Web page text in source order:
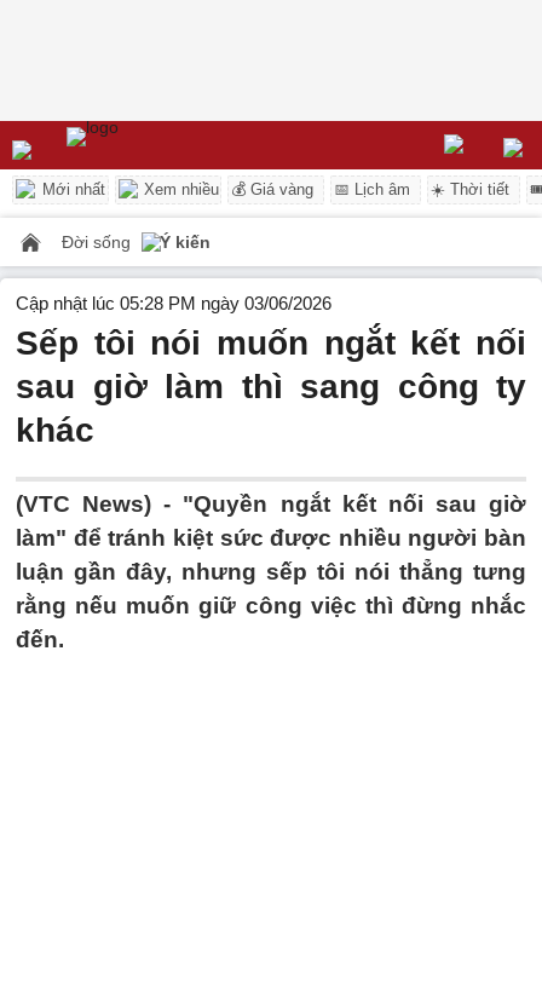
Mới nhất Xem nhiều 💰 Giá vàng 📅 Lịch âm ☀️ Thời tiết
Đời sống Ý kiến
Cập nhật lúc 05:28 PM ngày 03/06/2026
Sếp tôi nói muốn ngắt kết nối
sau giờ làm thì sang công ty
khác
(VTC News) - "Quyền ngắt kết nối sau giờ
làm" để tránh kiệt sức được nhiều người bàn
luận gần đây, nhưng sếp tôi nói thẳng tưng
rằng nếu muốn giữ công việc thì đừng nhắc
đến.